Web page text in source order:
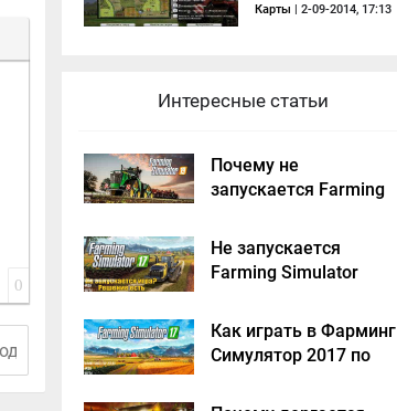
0
Карты | 2-09-2014, 17:13
Интересные статьи
Почему не
запускается Farming
решение
Не запускается
Farming Simulator
Как играть в Фарминг
Симулятор 2017 по